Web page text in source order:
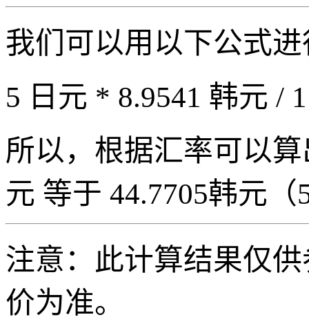
我们可以用以下公式
5 日元 * 8.9541 韩元 /
所以，根据汇率可以
元 等于 44.7705韩元（
注意：此计算结果仅
价为准。